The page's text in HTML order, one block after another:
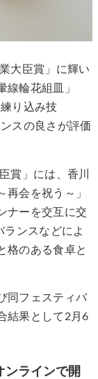
大臣賞」に輝い
線輪花組皿」
り込み技
スの良さが評価
賞」には、香川
再会を祝う～」
ナーを交互に交
ランスなどによ
格のある食卓と
同フェスティバ
結果として2月6
ンラインで開